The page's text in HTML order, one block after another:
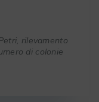
rilevamento
di colonie